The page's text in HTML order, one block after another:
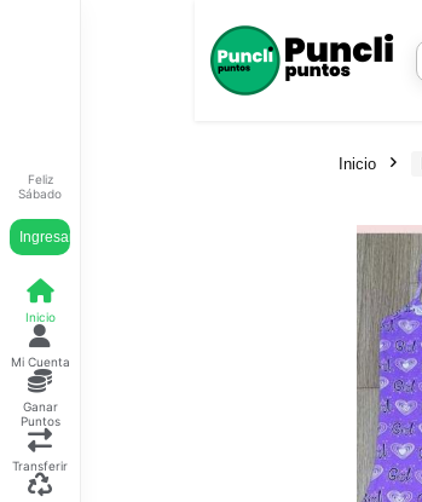
Feliz
Sábado
Ingresar
Inicio
Mi Cuenta
Ganar
Puntos
Transferir
Inicio